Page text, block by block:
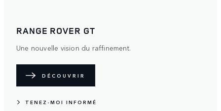
RANGE ROVER GT
Une nouvelle vision du raffinement.
DÉCOUVRIR
TENEZ-MOI INFORMÉ